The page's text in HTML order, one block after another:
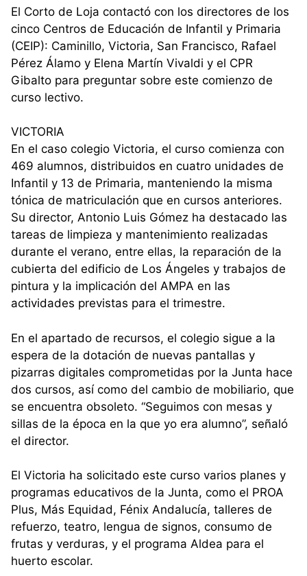
El Corto de Loja contactó con los directores de los
cinco Centros de Educación de Infantil y Primaria
(CEIP): Caminillo, Victoria, San Francisco, Rafael
Pérez Álamo y Elena Martín Vivaldi y el CPR
Gibalto para preguntar sobre este comienzo de
curso lectivo.
VICTORIA
En el caso colegio Victoria, el curso comienza con
469 alumnos, distribuidos en cuatro unidades de
Infantil y 13 de Primaria, manteniendo la misma
tónica de matriculación que en cursos anteriores.
Su director, Antonio Luis Gómez ha destacado las
tareas de limpieza y mantenimiento realizadas
durante el verano, entre ellas, la reparación de la
cubierta del edificio de Los Ángeles y trabajos de
pintura y la implicación del AMPA en las
actividades previstas para el trimestre.
En el apartado de recursos, el colegio sigue a la
espera de la dotación de nuevas pantallas y
pizarras digitales comprometidas por la Junta hace
dos cursos, así como del cambio de mobiliario, que
se encuentra obsoleto. “Seguimos con mesas y
sillas de la época en la que yo era alumno”, señaló
el director.
El Victoria ha solicitado este curso varios planes y
programas educativos de la Junta, como el PROA
Plus, Más Equidad, Fénix Andalucía, talleres de
refuerzo, teatro, lengua de signos, consumo de
frutas y verduras, y el programa Aldea para el
huerto escolar.